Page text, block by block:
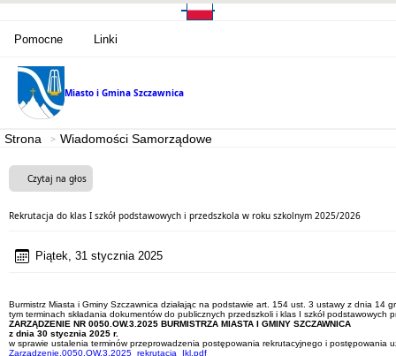
Pomocne Linki
Miasto i Gmina Szczawnica
Strona Wiadomości Samorządowe
Czytaj na głos
Rekrutacja do klas I szkół podstawowych i przedszkola w roku szkolnym 2025/2026
Piątek, 31 stycznia 2025
Burmistrz Miasta i Gminy Szczawnica działając na podstawie art. 154 ust. 3 ustawy z dnia
tym terminach składania dokumentów do publicznych przedszkoli i klas I szkół podstawowych
ZARZĄDZENIE NR 0050.OW.3.2025 BURMISTRZA MIASTA I GMINY SZCZAWNICA
z dnia 30 stycznia 2025 r.
w sprawie ustalenia terminów przeprowadzenia postępowania rekrutacyjnego i postępowania
Zarządzenie.0050.OW.3.2025_rekrutacja_Ikl.pdf